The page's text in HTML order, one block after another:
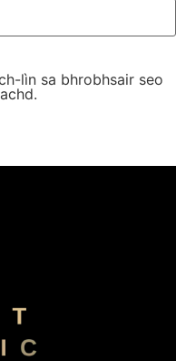
lìn sa bhrobhsair seo